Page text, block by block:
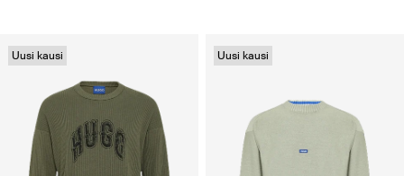
Uusi kausi Uusi kausi